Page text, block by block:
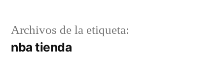
Archivos de la etiqueta:
nba tienda